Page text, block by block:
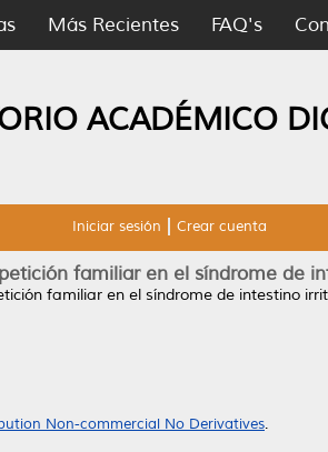
Más Recientes FAQ's
ACADÉMICO
Iniciar sesión Crear cuenta
familiar en el síndrome de
familiar en el síndrome de intestino
Non-commercial No Derivatives.